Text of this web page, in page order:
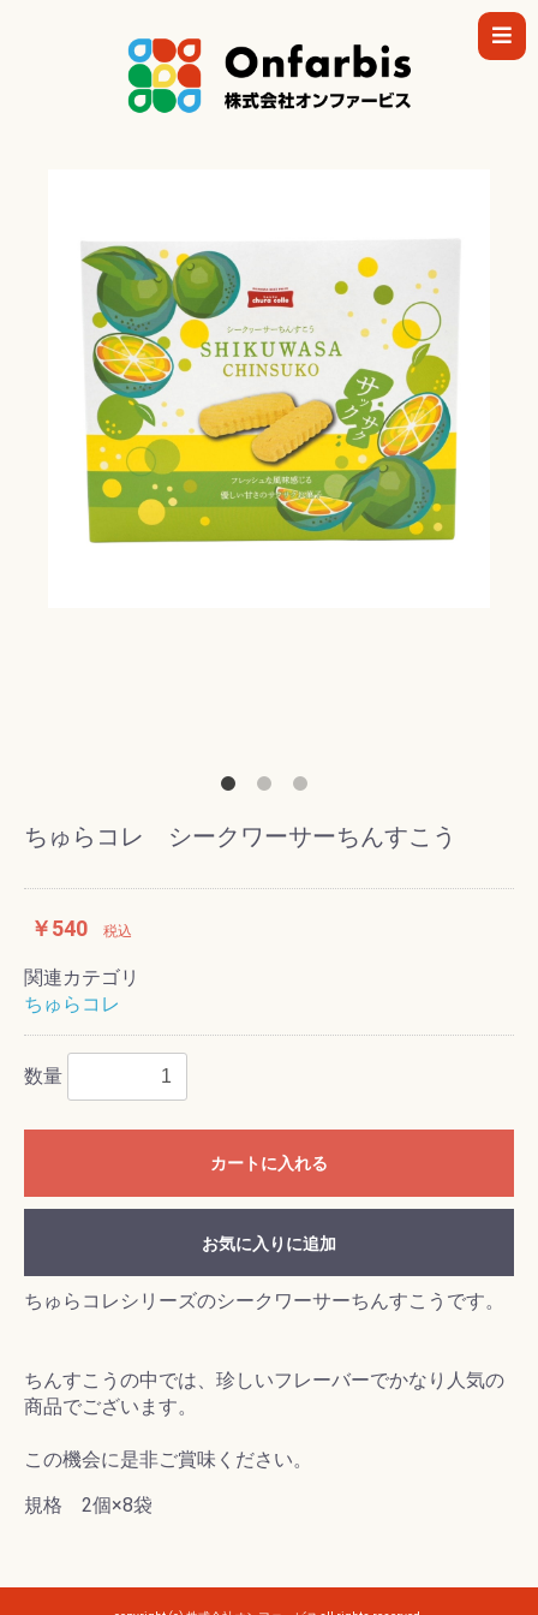
ちゅらコレ シークワーサーちんすこう
￥540 税込
関連カテゴリ
ちゅらコレ
数量
カートに入れる
お気に入りに追加
ちゅらコレシリーズのシークワーサーちんすこうです。
ちんすこうの中では、珍しいフレーバーでかなり人気の
商品でございます。
この機会に是非ご賞味ください。
規格 2個×8袋